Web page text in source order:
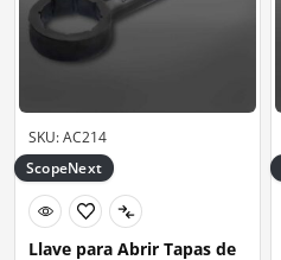
SKU: AC214
ScopeNext
Llave para Abrir Tapas de